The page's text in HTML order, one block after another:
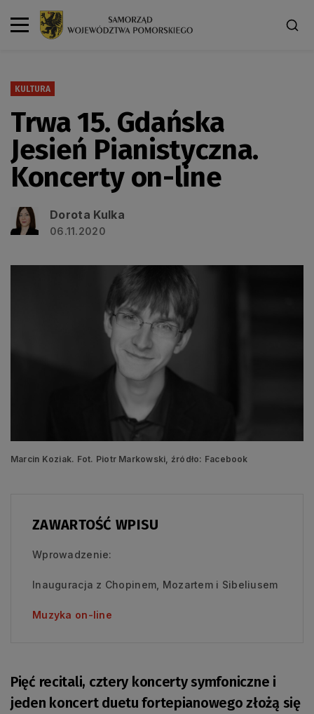
KULTURA
Trwa 15. Gdańska
Jesień Pianistyczna.
Koncerty on-line
Dorota Kulka
06.11.2020
Marcin Koziak. Fot. Piotr Markowski, źródło: Facebook
ZAWARTOŚĆ WPISU
Wprowadzenie:
Inauguracja z Chopinem, Mozartem i Sibeliusem
Muzyka on-line
Pięć recitali, cztery koncerty symfoniczne i
jeden koncert duetu fortepianowego złożą się